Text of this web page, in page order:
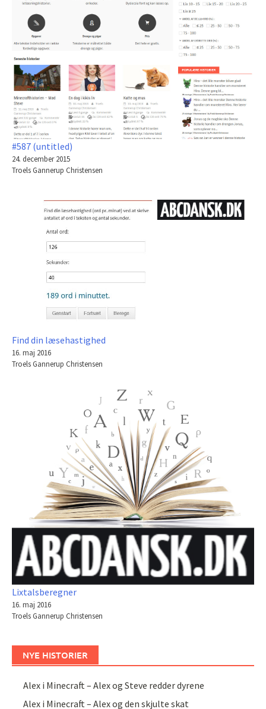
#587 (untitled)
Find din læsehastighed
Lixtalsberegner
Alex i Minecraft – Alex og Steve redder dyrene